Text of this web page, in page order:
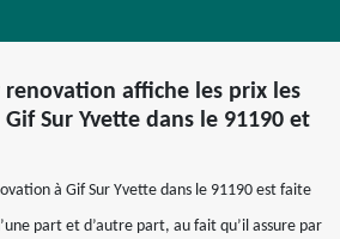
renovation affiche les prix les
Sur Yvette dans le 91190 et
à Gif Sur Yvette dans le 91190 est faite
part et d’autre part, au fait qu’il assure par